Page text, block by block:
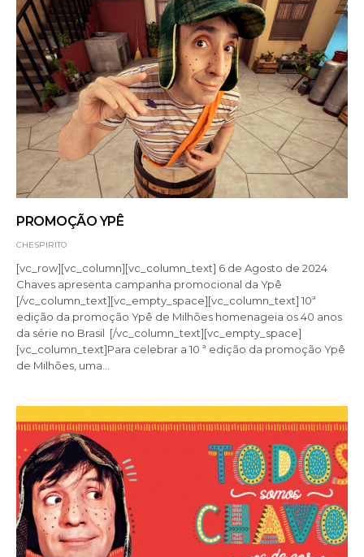
PROMOÇÃO YPÊ
CHESPIRITO
[vc_row][vc_column][vc_column_text] 6 de Agosto de 2024
Chaves apresenta campanha promocional da Ypê
[/vc_column_text][vc_empty_space][vc_column_text] 10ª
edição da promoção Ypê de Milhões homenageia os 40 anos
da série no Brasil [/vc_column_text][vc_empty_space]
[vc_column_text]Para celebrar a 10 ª edição da promoção Ypê
de Milhões, uma…